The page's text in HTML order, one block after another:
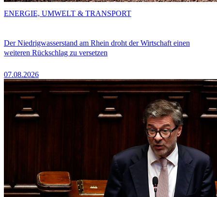
Der Niedrigwasserstand am Rhein droht der Wirtschaft einen
weiteren Rückschlag zu versetzen
07.08.2026
ENERGIE, UMWELT & TRANSPORT